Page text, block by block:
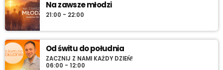
Na zawsze młodzi
21:00 - 22:00
Od świtu do południa
ZACZNIJ Z NAMI KAŻDY DZIEŃ!
06:00 - 12:00